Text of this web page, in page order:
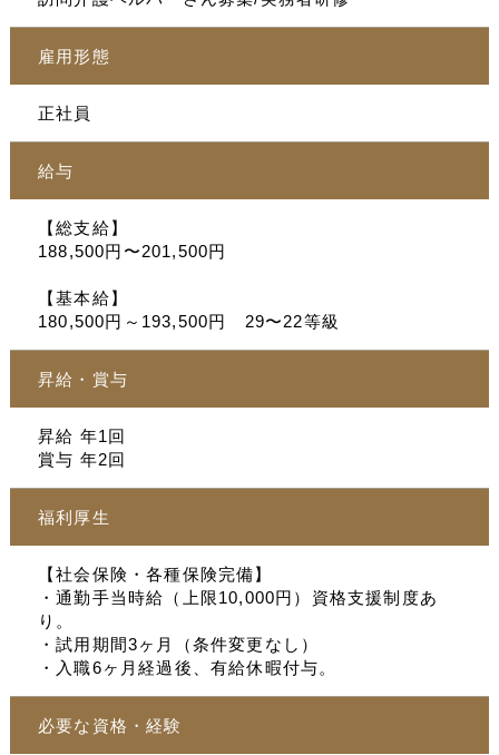
雇用形態
正社員
給与
【総支給】
188,500円〜201,500円
【基本給】
180,500円～193,500円 29〜22等級
昇給・賞与
昇給 年1回
賞与 年2回
福利厚生
【社会保険・各種保険完備】
・通勤手当時給（上限10,000円）資格支援制度あ
り。
・試用期間3ヶ月（条件変更なし）
・入職6ヶ月経過後、有給休暇付与。
必要な資格・経験